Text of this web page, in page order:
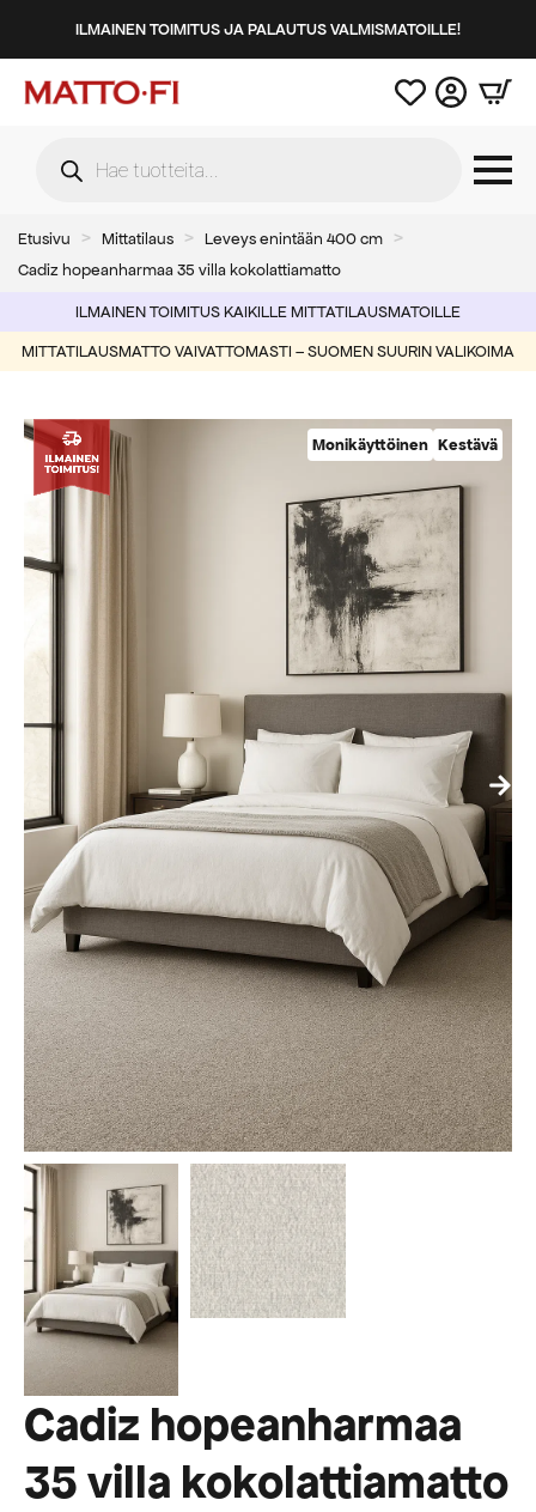
ILMAINEN TOIMITUS JA PALAUTUS VALMISMATOILLE!
search
Etusivu Mittatilaus
Leveys enintään 400 cm
Cadiz hopeanharmaa 35 villa kokolattiamatto
ILMAINEN TOIMITUS KAIKILLE MITTATILAUSMATOILLE
MITTATILAUSMATTO VAIVATTOMASTI – SUOMEN SUURIN VALIKOIMA
Monikäyttöinen Kestävä
Cadiz hopeanharmaa
35 villa kokolattiamatto